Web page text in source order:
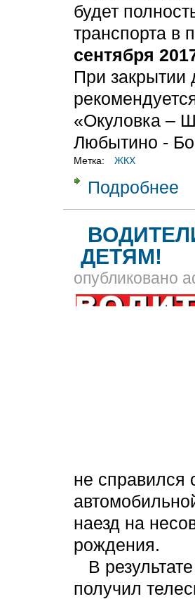
будет
транспорта в
сентября
При закрытии
«Окуловка –
Любытино -
Метка: ЖКХ
Подробнее
ДЕТЯМ!
опубликовано
не справился
наезд на
рождения.
В
получил